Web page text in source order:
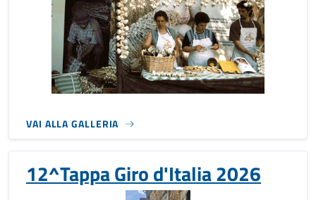
VAI ALLA GALLERIA
12^Tappa Giro d'Italia 2026